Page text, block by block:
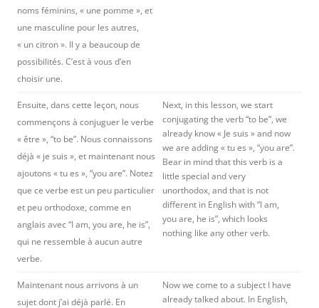
noms féminins, « une pomme », et
une masculine pour les autres,
« un citron ». Il y a beaucoup de
possibilités. C’est à vous d’en
choisir une.
Ensuite, dans cette leçon, nous
commençons à conjuguer le verbe
« être », “to be”. Nous connaissons
déjà « je suis », et maintenant nous
ajoutons « tu es », “you are”. Notez
que ce verbe est un peu particulier
et peu orthodoxe, comme en
anglais avec “I am, you are, he is”,
qui ne ressemble à aucun autre
verbe.
Next, in this lesson, we start
conjugating the verb “to be”, we
already know « Je suis » and now
we are adding « tu es », “you are”.
Bear in mind that this verb is a
little special and very
unorthodox, and that is not
different in English with “I am,
you are, he is”, which looks
nothing like any other verb.
Maintenant nous arrivons à un
sujet dont j’ai déjà parlé. En
Now we come to a subject I have
already talked about. In English,